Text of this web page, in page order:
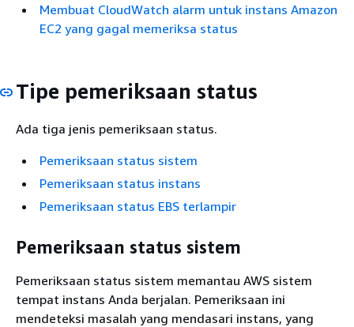
Membuat CloudWatch alarm untuk instans Amazon
EC2 yang gagal memeriksa status
Tipe pemeriksaan status
Ada tiga jenis pemeriksaan status.
Pemeriksaan status sistem
Pemeriksaan status instans
Pemeriksaan status EBS terlampir
Pemeriksaan status sistem
Pemeriksaan status sistem memantau AWS sistem
tempat instans Anda berjalan. Pemeriksaan ini
mendeteksi masalah yang mendasari instans, yang